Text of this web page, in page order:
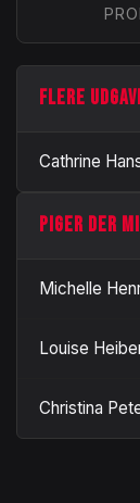
FLERE
Cathrine
PIGER DER
Michelle
Louise
Christina